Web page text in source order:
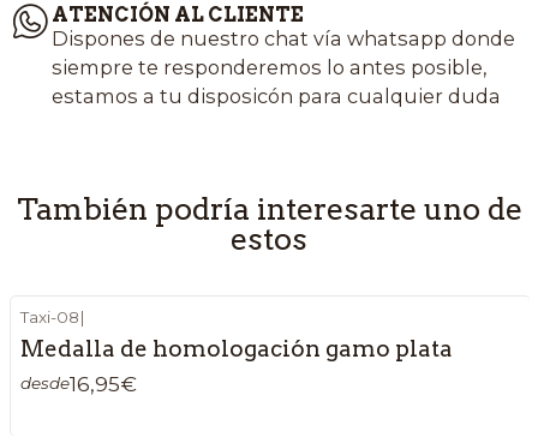
ATENCIÓN AL CLIENTE
Dispones de nuestro chat vía whatsapp donde
siempre te responderemos lo antes posible,
estamos a tu disposicón para cualquier duda
También podría interesarte uno de
estos
Taxi-08|
Medalla de homologación gamo plata
desde16,95€